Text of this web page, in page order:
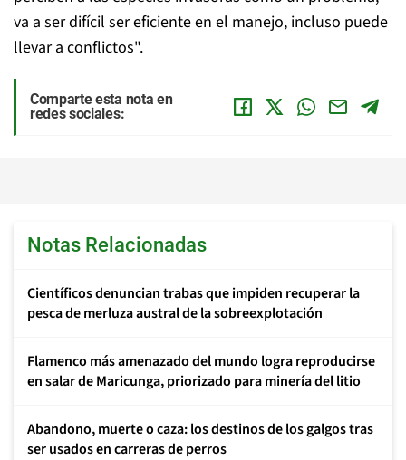
va a ser difícil ser eficiente en el manejo, incluso puede
llevar a conflictos".
Comparte esta nota en
redes sociales:
Notas Relacionadas
Científicos denuncian trabas que impiden recuperar la
pesca de merluza austral de la sobreexplotación
Flamenco más amenazado del mundo logra reproducirse
en salar de Maricunga, priorizado para minería del litio
Abandono, muerte o caza: los destinos de los galgos tras
ser usados en carreras de perros